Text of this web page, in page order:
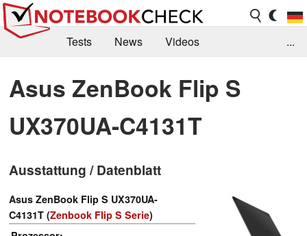
Tests News
Videos
Kaufberatung
Deals Suche
Jobs
Forum
...
Asus ZenBook Flip S
UX370UA-C4131T
Ausstattung / Datenblatt
Asus ZenBook Flip S UX370UA-
C4131T (Zenbook Flip S Serie)